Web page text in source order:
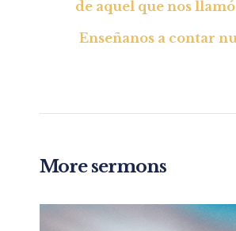
de aquel que nos llamó
Enseñanos a contar
More sermons